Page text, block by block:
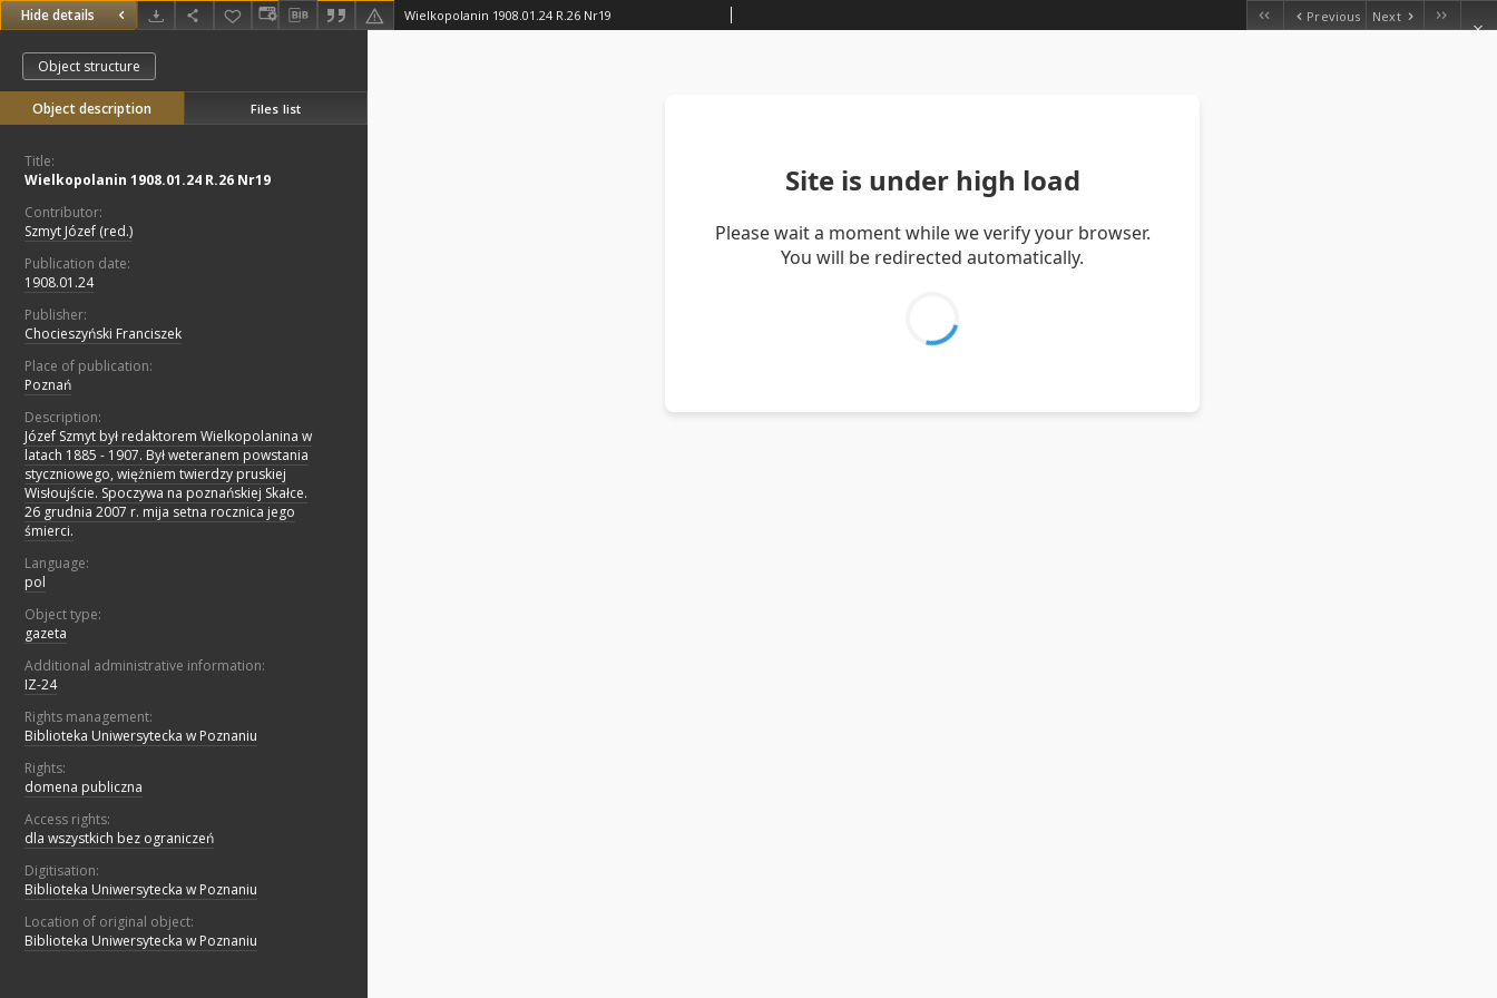
Hide details Wielkopolanin 1908.01.24 R.26 Nr19 Previous Next
Object structure
Object description Files list
Title:
Wielkopolanin 1908.01.24 R.26 Nr19
Contributor:
Szmyt Józef (red.)
Publication date:
1908.01.24
Publisher:
Chocieszyński Franciszek
Place of publication:
Poznań
Description:
Józef Szmyt był redaktorem Wielkopolanina w
latach 1885 - 1907. Był weteranem powstania
styczniowego, więżniem twierdzy pruskiej
Wisłoujście. Spoczywa na poznańskiej Skałce.
26 grudnia 2007 r. mija setna rocznica jego
śmierci.
Language:
pol
Object type:
gazeta
Additional administrative information:
IZ-24
Rights management:
Biblioteka Uniwersytecka w Poznaniu
Rights:
domena publiczna
Access rights:
dla wszystkich bez ograniczeń
Digitisation:
Biblioteka Uniwersytecka w Poznaniu
Location of original object:
Biblioteka Uniwersytecka w Poznaniu